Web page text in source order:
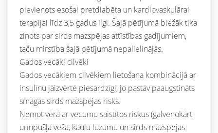
pievienots esošai pretdiabēta un kardiovaskulārai
terapijai līdz 3,5 gadus ilgi. Šajā pētījumā biežāk tika
ziņots par sirds mazspējas attīstības gadījumiem,
taču mirstība šajā pētījumā nepalielinājās.
Gados vecāki cilvēki
Gados vecākiem cilvēkiem lietošana kombinācijā ar
insulīnu jāizvērtē piesardzīgi, jo pastāv paaugstināts
smagas sirds mazspējas risks.
Ņemot vērā ar vecumu saistītos riskus (galvenokārt
urīnpūšļa vēža, kaulu lūzumu un sirds mazspējas